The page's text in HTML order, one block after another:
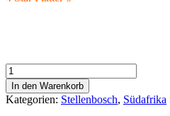
Dry
Land
Red
Vine
In den Warenkorb
Kategorien: Stellenbosch, Südafrika